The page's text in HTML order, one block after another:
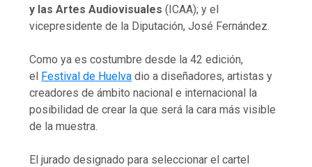
y las Artes Audiovisuales (ICAA); y el
vicepresidente de la Diputación, José Fernández.
Como ya es costumbre desde la 42 edición,
el Festival de Huelva dio a diseñadores, artistas y
creadores de ámbito nacional e internacional la
posibilidad de crear la que será la cara más visible
de la muestra.
El jurado designado para seleccionar el cartel